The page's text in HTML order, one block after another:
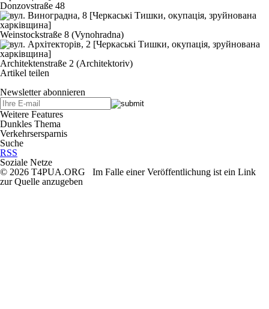
Donzovstraße 48
Weinstockstraße 8 (Vynohradna)
Architektenstraße 2 (Architektoriv)
Artikel teilen
Newsletter abonnieren
Weitere Features
Dunkles Thema
Verkehrsersparnis
Suche
RSS
Soziale Netze
© 2026 T4PUA.ORG Im Falle einer Veröffentlichung ist ein Link
zur Quelle anzugeben